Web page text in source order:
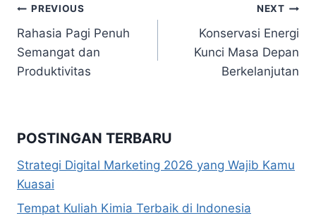
Navigasi
pos
PREVIOUS
Rahasia Pagi Penuh
Semangat dan
Produktivitas
NEXT
Konservasi Energi
Kunci Masa Depan
Berkelanjutan
POSTINGAN TERBARU
Strategi Digital Marketing 2026 yang Wajib Kamu
Kuasai
Tempat Kuliah Kimia Terbaik di Indonesia